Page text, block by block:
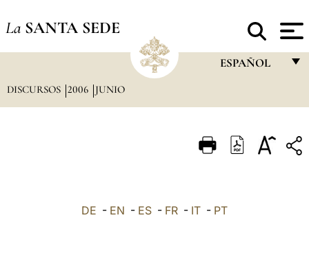
La SANTA SEDE
ESPAÑOL
ITALIANO
DISCURSOS 2006 JUNIO
DE - EN - ES - FR - IT - PT